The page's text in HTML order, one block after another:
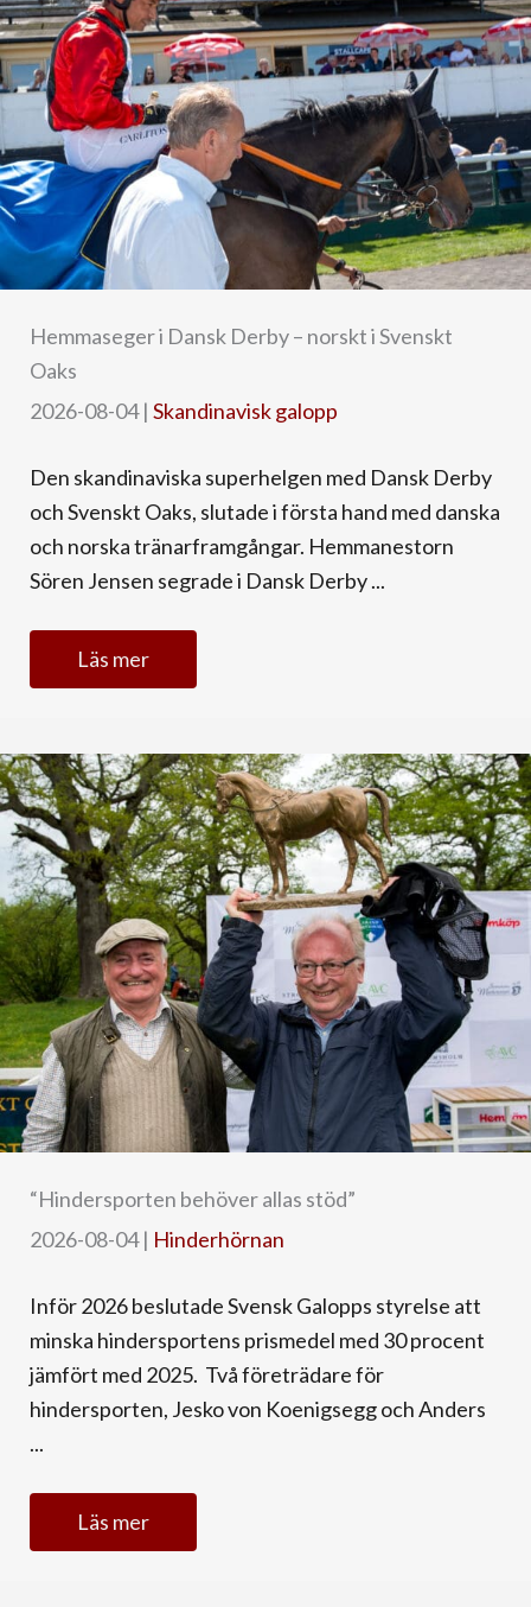
Hemmaseger i Dansk Derby – norskt i Svenskt
Oaks
2026-08-04| Skandinavisk galopp
Den skandinaviska superhelgen med Dansk Derby
och Svenskt Oaks, slutade i första hand med danska
och norska tränarframgångar. Hemmanestorn
Sören Jensen segrade i Dansk Derby ...
Läs mer
“Hindersporten behöver allas stöd”
2026-08-04| Hinderhörnan
Inför 2026 beslutade Svensk Galopps styrelse att
minska hindersportens prismedel med 30 procent
jämfört med 2025. Två företrädare för
hindersporten, Jesko von Koenigsegg och Anders
...
Läs mer